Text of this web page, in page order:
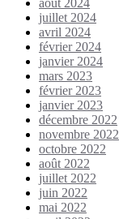
août 2024
juillet 2024
avril 2024
février 2024
janvier 2024
mars 2023
février 2023
janvier 2023
décembre 2022
novembre 2022
octobre 2022
août 2022
juillet 2022
juin 2022
mai 2022